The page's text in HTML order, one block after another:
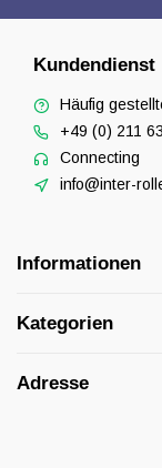
Kundendienst
Häufig
+49 (0) 211
Connecting
info@inter-
Informationen
Kategorien
Adresse